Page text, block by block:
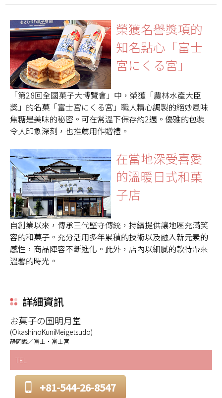
榮獲名譽獎項的
知名點心「富士
宮にくる宮」
「第28回全國菓子大博覽會」中，榮獲「農林水產大臣
獎」的名菓「富士宮にくる宮」職人精心調製的絕妙風味
焦糖是美味的秘密。可在常溫下保存約2週。優雅的包裝
令人印象深刻，也推薦用作贈禮。
在當地深受喜愛
的溫暖日式和菓
子店
自創業以來，傳承三代堅守傳統，持續提供讓地區充滿笑
容的和菓子。充分活用多年累積的技術以及融入新元素的
感性，商品陣容不斷進化。此外，店內以細膩的款待帶來
溫馨的時光。
詳細資訊
お菓子の国明月堂
(OkashinoKuniMeigetsudo)
静岡縣／富士・富士宮
TEL
+81-544-26-8547